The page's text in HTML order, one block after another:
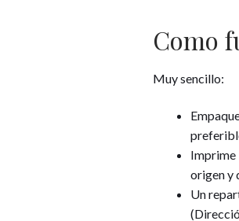
Como
Muy sencillo:
Imprime
origen y
Un